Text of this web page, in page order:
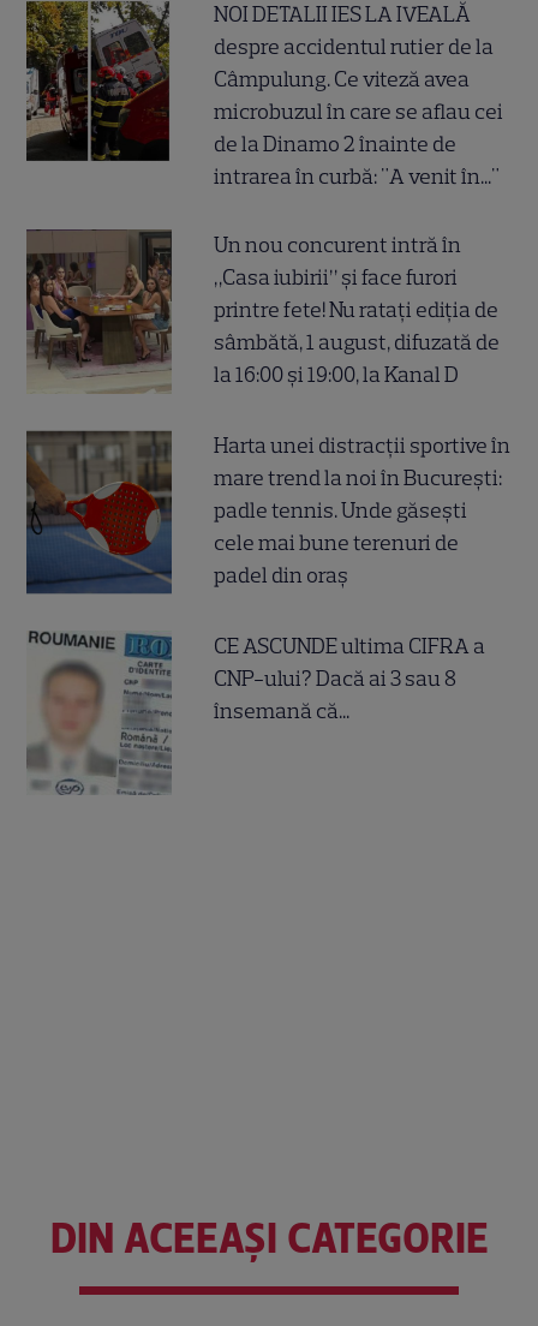
NOI DETALII IES LA IVEALĂ
despre accidentul rutier de la
Câmpulung. Ce viteză avea
microbuzul în care se aflau cei
de la Dinamo 2 înainte de
intrarea în curbă: "A venit în..."
Un nou concurent intră în
„Casa iubirii” și face furori
printre fete! Nu ratați ediția de
sâmbătă, 1 august, difuzată de
la 16:00 și 19:00, la Kanal D
Harta unei distracții sportive în
mare trend la noi în București:
padle tennis. Unde găsești
cele mai bune terenuri de
padel din oraș
CE ASCUNDE ultima CIFRA a
CNP-ului? Dacă ai 3 sau 8
însemană că...
DIN ACEEAȘI CATEGORIE